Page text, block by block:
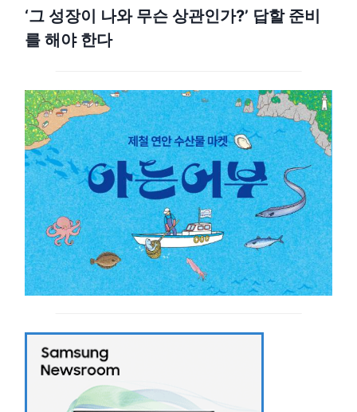
‘그 성장이 나와 무슨 상관인가?’ 답할 준비
를 해야 한다